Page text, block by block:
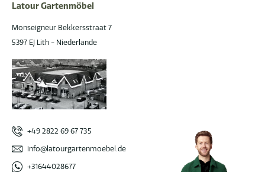
Latour Gartenmöbel
Monseigneur Bekkersstraat 7
5397 EJ Lith - Niederlande
+49 2822 69 67 735
info@latourgartenmoebel.de
+31644028677